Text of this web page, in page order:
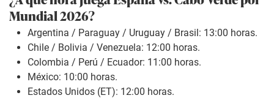
Mundial 2026?
Argentina / Paraguay / Uruguay / Brasil: 13:00 horas.
Chile / Bolivia / Venezuela: 12:00 horas.
Colombia / Perú / Ecuador: 11:00 horas.
México: 10:00 horas.
Estados Unidos (ET): 12:00 horas.